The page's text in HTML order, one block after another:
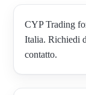
CYP Trading
Italia. Richiedi
contatto.